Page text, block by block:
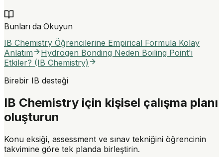
Bunları da Okuyun
IB Chemistry Öğrencilerine Empirical Formula Kolay
Anlatım
Hydrogen Bonding Neden Boiling Point'i
Etkiler? (IB Chemistry)
Birebir IB desteği
IB Chemistry için kişisel çalışma planı
oluşturun
Konu eksiği, assessment ve sınav tekniğini öğrencinin
takvimine göre tek planda birleştirin.